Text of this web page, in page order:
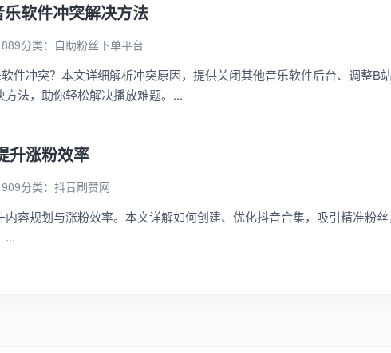
软件冲突解决方法
分类： 自助粉丝下单平台
件冲突？本文详细解析冲突原因，提供关闭其他音乐软件后台、调整B
法，助你轻松解决播放难题。...
升涨粉效率
分类： 抖音刷赞网
容规划与涨粉效率。本文详解如何创建、优化抖音合集，吸引精准粉
...